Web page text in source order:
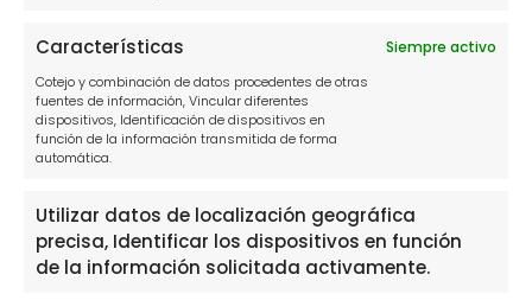
Características Siempre activo
Cotejo y combinación de datos procedentes de otras
fuentes de información, Vincular diferentes
dispositivos, Identificación de dispositivos en
función de la información transmitida de forma
automática.
Utilizar datos de localización geográfica
precisa, Identificar los dispositivos en función
de la información solicitada activamente.
Información
Política de privacidad
Política de cookies
Contacto